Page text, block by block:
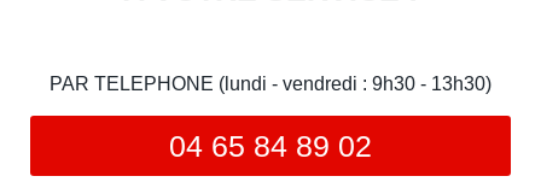
PAR TELEPHONE (lundi - vendredi : 9h30 - 13h30)
04 65 84 89 02